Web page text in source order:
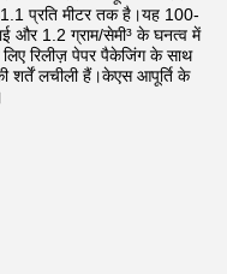
प्रति मीटर तक है।यह 100-
और 1.2 ग्राम/सेमी³ के घनत्व में
रिलीज़ पेपर पैकेजिंग के साथ
शर्तें लचीली हैं।केएस आपूर्ति के